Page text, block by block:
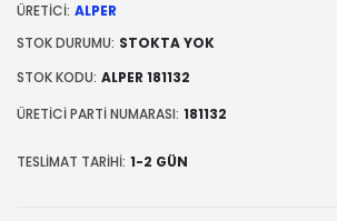
ÜRETICI: ALPER
STOK DURUMU: STOKTA YOK
STOK KODU: ALPER 181132
ÜRETICI PARTI NUMARASI: 181132
TESLIMAT TARIHI: 1-2 GÜN